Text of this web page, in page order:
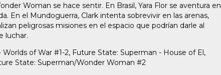
Woman se hace sentir. En Brasil, Yara Flor se aventura en
En el Mundoguerra, Clark intenta sobrevivir en las arenas,
peligrosas misiones en el espacio que podrían darle al
luchar.
of War #1-2, Future State: Superman - House of El,
State: Superman/Wonder Woman #2